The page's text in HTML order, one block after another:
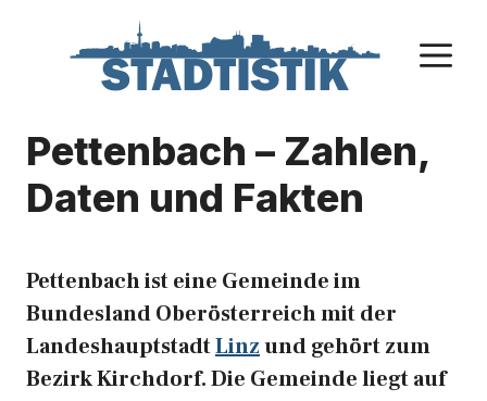
Pettenbach – Zahlen,
Daten und Fakten
Pettenbach ist eine Gemeinde im
Bundesland Oberösterreich mit der
LandeshauptstadtLinzund gehört zum
Bezirk Kirchdorf. Die Gemeinde liegt auf